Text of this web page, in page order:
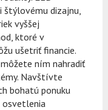
štýlovému dizajnu,
vyššej
ktoré v
ušetriť financie.
ním nahradiť
Navštívte
bohatú ponuku
osvetlenia